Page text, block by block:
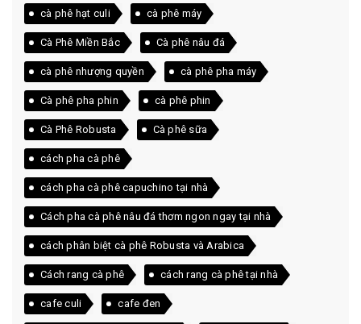
cà phê hạt culi cà phê máy
Cà Phê Miền Bắc Cà phê nâu đá
cà phê nhượng quyền cà phê pha máy
Cà phê pha phin cà phê phin
Cà Phê Robusta Cà phê sữa
cách pha cà phê
cách pha cà phê capuchino tại nhà
Cách pha cà phê nâu đá thơm ngon ngay tại nhà
cách phân biệt cà phê Robusta và Arabica
Cách rang cà phê cách rang cà phê tại nhà
cafe culi cafe đen